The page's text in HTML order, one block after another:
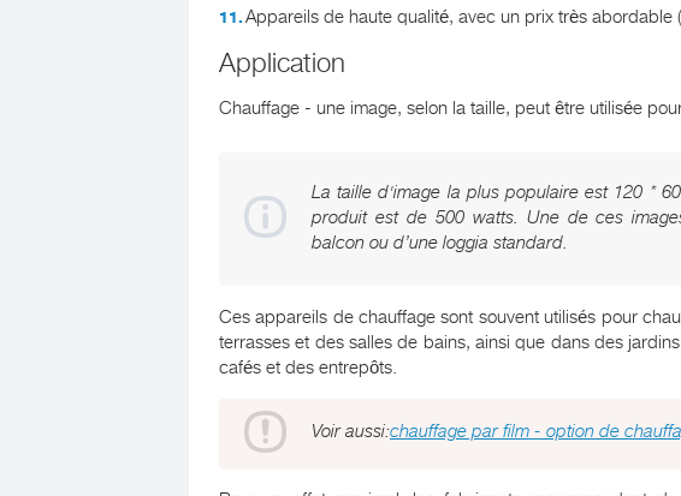
Appareils de haute qualité, avec un prix très
Application
Chauffage - une image, selon la taille, peut être utilisée
La taille d'image la plus populaire est 120 *
produit est de 500 watts. Une de ces
balcon ou d’une loggia standard.
Ces appareils de chauffage sont souvent utilisés pour
terrasses et des salles de bains, ainsi que dans des
cafés et des entrepôts.
Voir aussi:chauffage par film - option de